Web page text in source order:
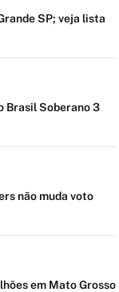
SP; veja lista
Brasil Soberano 3
não muda voto
em Mato Grosso